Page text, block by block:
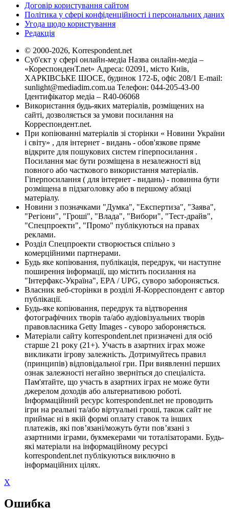
Договір користування сайтом
Політика у сфері конфіденційності і персональних даних
Угода щодо користування
Редакція
© 2000-2026, Korrespondent.net
Суб'єкт у сфері онлайн-медіа Назва онлайн-медіа –
«КореспонденТ.net» Адреса: 02091, місто Київ,
ХАРКІВСЬКЕ ШОСЕ, будинок 172-Б, офіс 208/1 E-mail:
sunlight@mediadim.com.ua Телефон: 044-205-43-00
Ідентифікатор медіа – R40-06068
Використання будь-яких матеріалів, розміщених на
сайті, дозволяється за умови посилання на
Корреспондент.net.
При копіюванні матеріалів зі сторінки « Новини України
і світу» , для інтернет - видань - обов'язкове пряме
відкрите для пошукових систем гіперпосилання .
Посилання має бути розміщена в незалежності від
повного або часткового використання матеріалів.
Гіперпосилання ( для інтернет - видань) - повинна бути
розміщена в підзаголовку або в першому абзаці
матеріалу.
Новини з позначками "Думка", "Експертиза", "Заява",
"Регіони", "Гроші", "Влада", "Вибори", "Тест-драйв",
"Спецпроекти", "Промо" публікуються на правах
реклами.
Розділ Спецпроекти створюється спільно з
комерційними партнерами.
Будь яке копіювання, публікація, передрук, чи наступне
поширення інформації, що містить посилання на
"Інтерфакс-Україна", EPA / UPG, суворо забороняється.
Власник веб-сторінки в розділі Я-Корреспондент є автор
публікації.
Будь-яке копіювання, передрук та відтворення
фотографічних творів та/або аудіовізуальних творів
правовласника Getty Images - суворо забороняється.
Матеріали сайту korrespondent.net призначені для осіб
старше 21 року (21+). Участь в азартних іграх може
викликати ігрову залежність. Дотримуйтесь правил
(принципів) відповідальної гри. При виявленні перших
ознак залежності негайно зверніться до спеціаліста.
Пам'ятайте, що участь в азартних іграх не може бути
джерелом доходів або альтернативою роботі.
Інформаційний ресурс korrespondent.net не проводить
ігри на реальні та/або віртуальні гроші, також сайт не
приймає ні в якій формі оплату ставок та інших
платежів, які пов’язані/можуть бути пов’язані з
азартними іграми, букмекерами чи тоталізаторами. Будь-
які матеріали на інформаційному ресурсі
korrespondent.net публікуються виключно в
інформаційних цілях.
X
Ошибка